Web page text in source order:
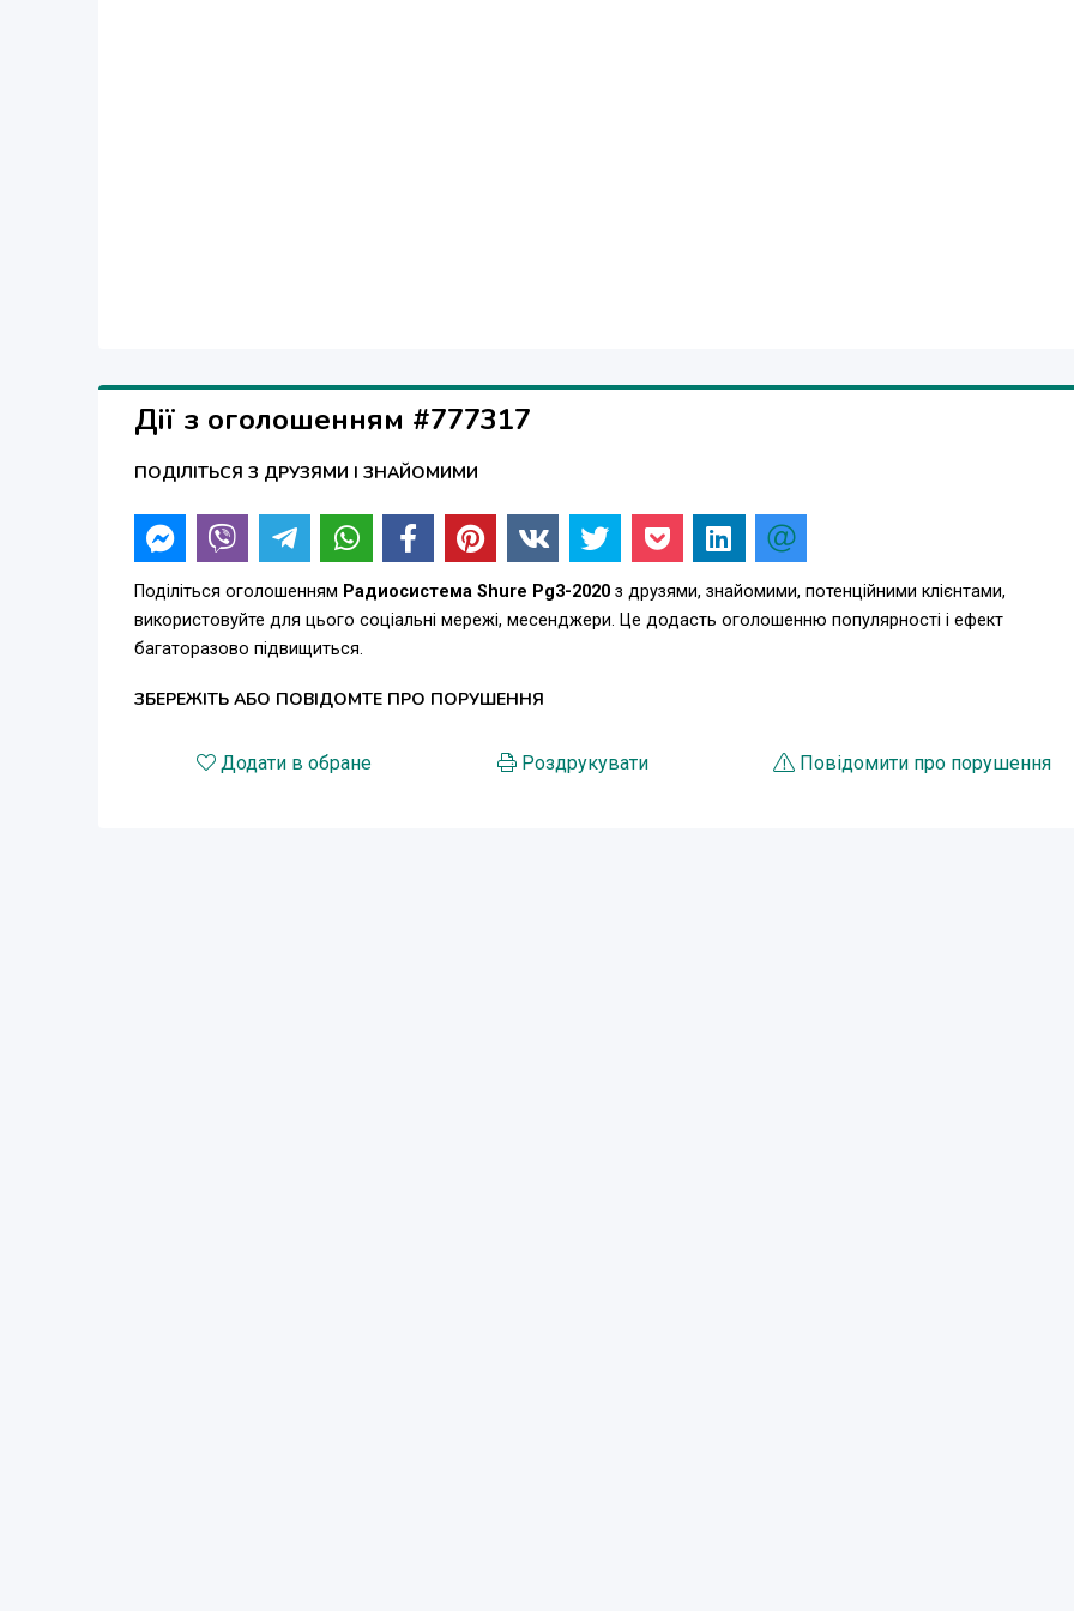
Дії з оголошенням #777317
ПОДІЛІТЬСЯ З ДРУЗЯМИ І ЗНАЙОМИМИ
Поділіться оголошенням Радиосистема Shure Pg3-2020 з друзями, знайомими, потенційними клієнтами,
використовуйте для цього соціальні мережі, месенджери. Це додасть оголошенню популярності і ефект
багаторазово підвищиться.
ЗБЕРЕЖІТЬ АБО ПОВІДОМТЕ ПРО ПОРУШЕННЯ
Додати в обране Роздрукувати Повідомити про порушення